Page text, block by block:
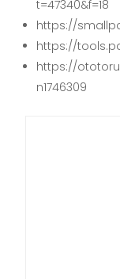
t=47340&f=18
https://
https://
https://
n1746309